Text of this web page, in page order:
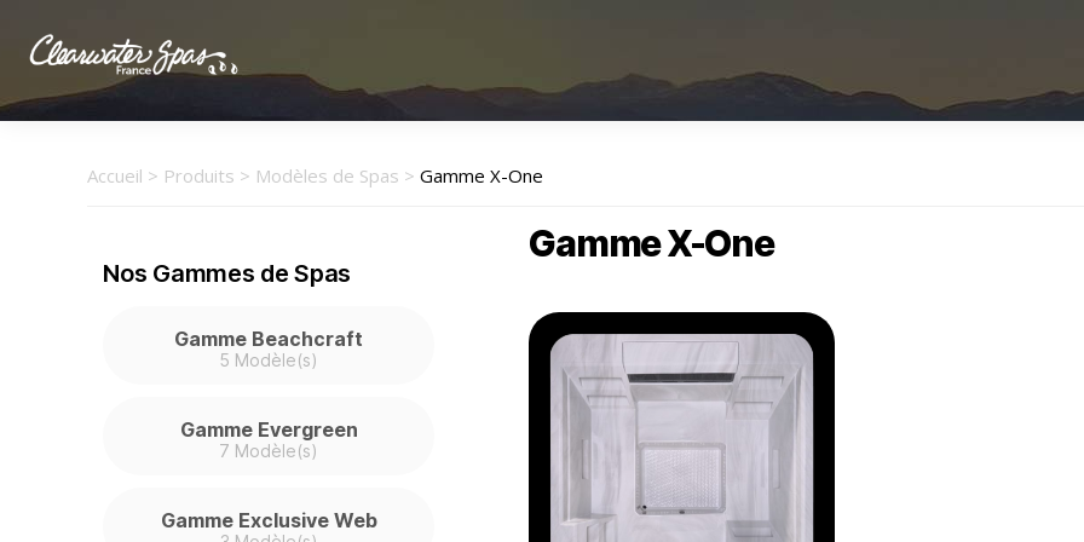
Clearwater
Spas
Accueil > Produits > Modèles de Spas > Gamme X-One
Gamme X-One
Nos Gammes de Spas
Gamme Beachcraft
5 Modèle(s)
Gamme Evergreen
7 Modèle(s)
Gamme Exclusive Web